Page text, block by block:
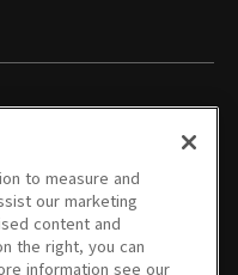
11/08/2023 • 43분
05회
11/15/2023 • 50분
to measure and
our marketing
content and
the right, you can
information see our